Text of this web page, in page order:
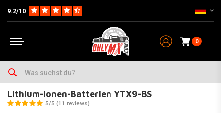
9.2/10
0
Home
Lithium-Ionen-Batterien YTX9-BS
5/5 (11 reviews)